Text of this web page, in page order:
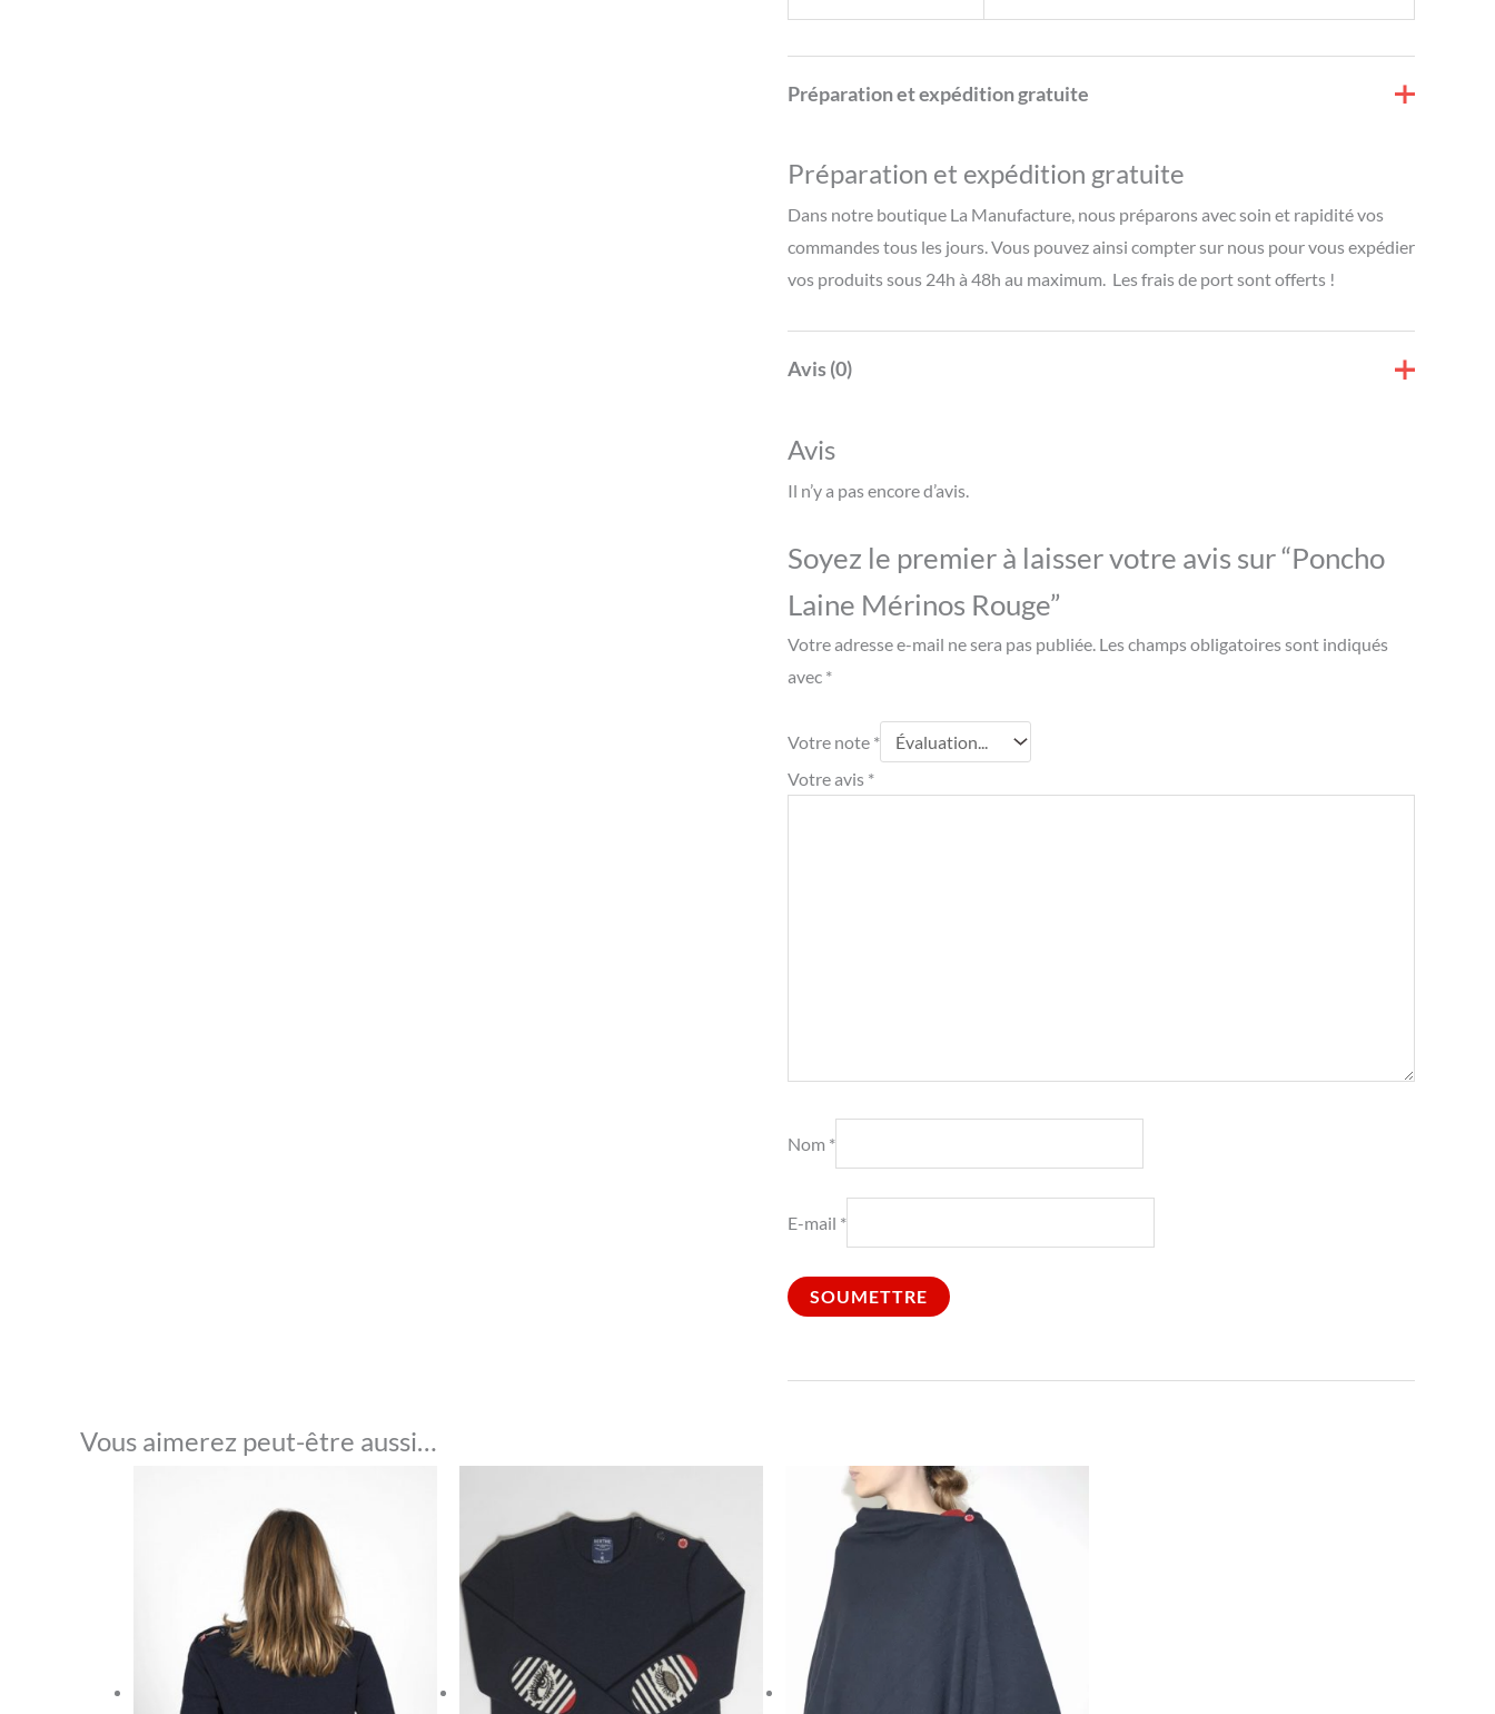
Préparation et expédition gratuite
Préparation et expédition gratuite
Dans notre boutique La Manufacture, nous préparons avec soin et rapidité vos
commandes tous les jours. Vous pouvez ainsi compter sur nous pour vous expédier
vos produits sous 24h à 48h au maximum. Les frais de port sont offerts !
Avis (0)
Avis
Il n’y a pas encore d’avis.
Soyez le premier à laisser votre avis sur “Poncho
Laine Mérinos Rouge”
Votre adresse e-mail ne sera pas publiée. Les champs obligatoires sont indiqués
avec *
Votre note *
Votre avis *
Nom *
E-mail *
Vous aimerez peut-être aussi…